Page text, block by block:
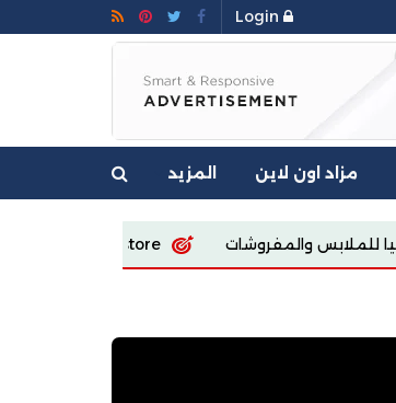
مزاد اون لاين المزيد
Ecoway Egypt store
Sola fashion